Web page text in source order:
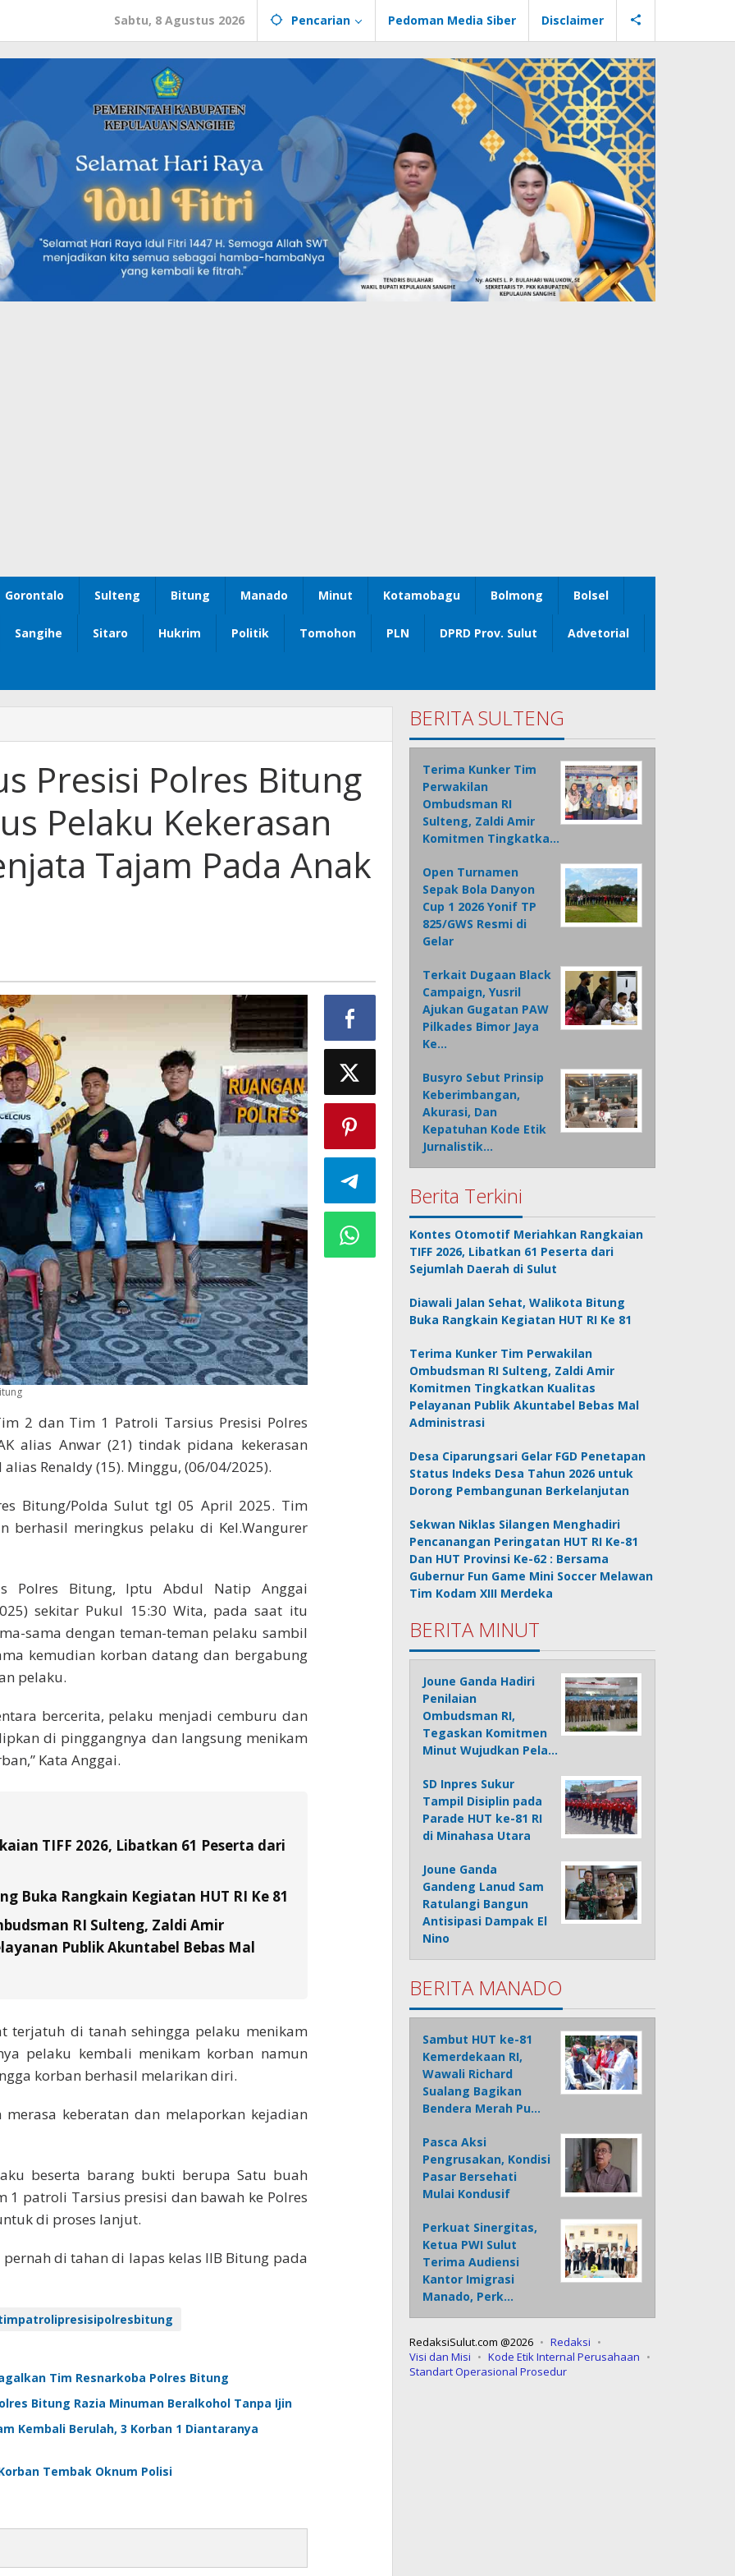
Sabtu, 8 Agustus 2026 Pencarian Pedoman Media Siber Disclaimer
Gorontalo Sulteng Bitung Manado Minut Kotamobagu Bolmong Bolsel
Sangihe Sitaro Hukrim Politik Tomohon PLN DPRD Prov. Sulut Advetorial
Presisi Polres Bitung
Pelaku Kekerasan
Tajam Pada Anak
2 dan Tim 1 Patroli Tarsius Presisi Polres
alias Anwar (21) tindak pidana kekerasan
Renaldy (15). Minggu, (06/04/2025).
Bitung/Polda Sulut tgl 05 April 2025. Tim
berhasil meringkus pelaku di Kel.Wangurer
Polres Bitung, Iptu Abdul Natip Anggai
sekitar Pukul 15:30 Wita, pada saat itu
sama dengan teman-teman pelaku sambil
kemudian korban datang dan bergabung
pelaku.
bercerita, pelaku menjadi cemburu dan
di pinggangnya dan langsung menikam
Kata Anggai.
TIFF 2026, Libatkan 61 Peserta dari
Buka Rangkain Kegiatan HUT RI Ke 81
RI Sulteng, Zaldi Amir
Publik Akuntabel Bebas Mal
terjatuh di tanah sehingga pelaku menikam
pelaku kembali menikam korban namun
korban berhasil melarikan diri.
keberatan dan melaporkan kejadian
beserta barang bukti berupa Satu buah
patroli Tarsius presisi dan bawah ke Polres
di proses lanjut.
di tahan di lapas kelas IIB Bitung pada
Tim Resnarkoba Polres Bitung
Bitung Razia Minuman Beralkohol Tanpa Ijin
Kembali Berulah, 3 Korban 1 Diantaranya
Tembak Oknum Polisi
BERITA SULTENG
Terima Kunker Tim
Perwakilan
Ombudsman RI
Sulteng, Zaldi Amir
Komitmen Tingkatka…
Open Turnamen
Sepak Bola Danyon
Cup 1 2026 Yonif TP
825/GWS Resmi di
Gelar
Terkait Dugaan Black
Campaign, Yusril
Ajukan Gugatan PAW
Pilkades Bimor Jaya
Ke…
Busyro Sebut Prinsip
Keberimbangan,
Akurasi, Dan
Kepatuhan Kode Etik
Jurnalistik…
Berita Terkini
Kontes Otomotif Meriahkan Rangkaian
TIFF 2026, Libatkan 61 Peserta dari
Sejumlah Daerah di Sulut
Diawali Jalan Sehat, Walikota Bitung
Buka Rangkain Kegiatan HUT RI Ke 81
Terima Kunker Tim Perwakilan
Ombudsman RI Sulteng, Zaldi Amir
Komitmen Tingkatkan Kualitas
Pelayanan Publik Akuntabel Bebas Mal
Administrasi
Desa Ciparungsari Gelar FGD Penetapan
Status Indeks Desa Tahun 2026 untuk
Dorong Pembangunan Berkelanjutan
Sekwan Niklas Silangen Menghadiri
Pencanangan Peringatan HUT RI Ke-81
Dan HUT Provinsi Ke-62 : Bersama
Gubernur Fun Game Mini Soccer Melawan
Tim Kodam XIII Merdeka
BERITA MINUT
Joune Ganda Hadiri
Penilaian
Ombudsman RI,
Tegaskan Komitmen
Minut Wujudkan Pela…
SD Inpres Sukur
Tampil Disiplin pada
Parade HUT ke-81 RI
di Minahasa Utara
Joune Ganda
Gandeng Lanud Sam
Ratulangi Bangun
Antisipasi Dampak El
Nino
BERITA MANADO
Sambut HUT ke-81
Kemerdekaan RI,
Wawali Richard
Sualang Bagikan
Bendera Merah Pu…
Pasca Aksi
Pengrusakan, Kondisi
Pasar Bersehati
Mulai Kondusif
Perkuat Sinergitas,
Ketua PWI Sulut
Terima Audiensi
Kantor Imigrasi
Manado, Perk…
RedaksiSulut.com @2026
Redaksi
Visi dan Misi
Kode Etik Internal Perusahaan
Standart Operasional Prosedur